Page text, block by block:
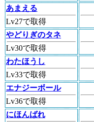
あまえる
Lv27で取得
やどりぎのタネ
Lv30で取得
わたほうし
Lv33で取得
エナジーボール
Lv36で取得
にほんばれ